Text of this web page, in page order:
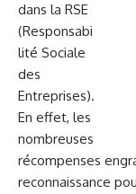
dans la RSE
(Responsabi
lité Sociale
des
Entreprises).
En effet, les
nombreuses
récompenses
reconnaissance